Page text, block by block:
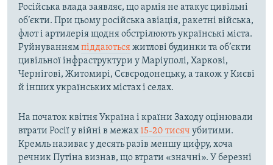
Російська влада заявляє, що армія не атакує цивільні
об’єкти. При цьому російська авіація, ракетні війська,
флот і артилерія щодня обстрілюють українські міста.
Руйнуваннямпіддаютьсяжитлові будинки та об’єкти
цивільної інфраструктури у Маріуполі, Харкові,
Чернігові, Житомирі, Сєвєродонецьку, а також у Києві
й інших українських містах і селах.
На початок квітня Україна і країни Заходу оцінювали
втрати Росії у війні в межах 15-20 тисяч убитими.
Кремль називає у десять разів меншу цифру, хоча
речник Путіна визнав, що втрати «значні». У березні